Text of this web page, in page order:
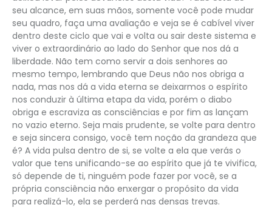
seu alcance, em suas mãos, somente você pode mudar
seu quadro, faça uma avaliação e veja se é cabível viver
dentro deste ciclo que vai e volta ou sair deste sistema e
viver o extraordinário ao lado do Senhor que nos dá a
liberdade. Não tem como servir a dois senhores ao
mesmo tempo, lembrando que Deus não nos obriga a
nada, mas nos dá a vida eterna se deixarmos o espírito
nos conduzir à última etapa da vida, porém o diabo
obriga e escraviza as consciências e por fim as lançam
no vazio eterno. Seja mais prudente, se volte para dentro
e seja sincera consigo, você tem noção da grandeza que
é? A vida pulsa dentro de si, se volte a ela que verás o
valor que tens unificando-se ao espírito que já te vivifica,
só depende de ti, ninguém pode fazer por você, se a
própria consciência não enxergar o propósito da vida
para realizá-lo, ela se perderá nas densas trevas.